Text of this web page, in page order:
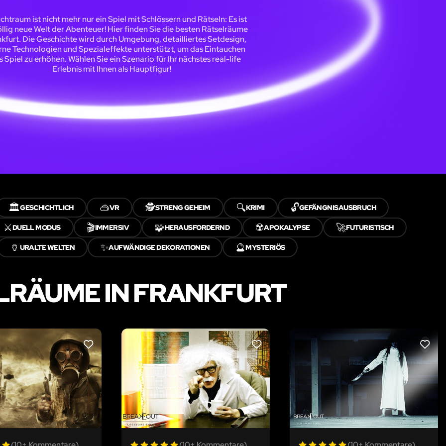
ist nicht mehr nur ein Spiel mit Schlössern und Rätseln: Es ist
neue Welt der Abenteuer! Hier finden Sie die besten Rätselräume
Die Geschichte wird durch Umgebung, detailliertes Setdesign,
Technologien und Spezialeffekte unterstützt, um das Eintauchen
Spiel zu erhöhen. Wählen Sie ein Szenario für Ihr nächstes real-life
Erlebnis mit Ihnen als Hauptfigur!
🏛️GESCHICHTLICH 🥽VR 🕵️STRENG GEHEIM 🔍KRIMI 🔓GEFÄNGNISAUSBRUCH
⚔️DUELL MODUS 🎬IMMERSIV 🧩HERAUSFORDERND ☢️APOKALYPSE 🚀FUTURISTISCH
🏺 URALTE WELTEN ✨AUFWÄNDIGE DEKORATIONEN 🔮MYSTERIÖS
IN FRANKFURT
LIKE LIKE LIKE